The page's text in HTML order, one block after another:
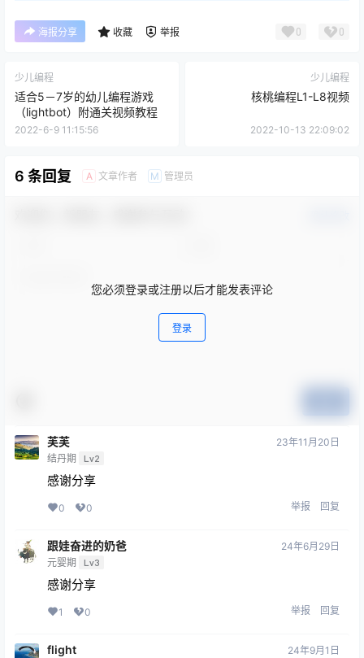
海报分享 收藏 举报 0 0
少儿编程
适合5－7岁的幼儿编程游戏
（lightbot）附通关视频教程
2022-6-9 11:15:56
少儿编程
核桃编程L1-L8视频
2022-10-13 22:09:02
6 条回复 A 文章作者 M 管理员
您必须登录或注册以后才能发表评论
登录
芙芙
结丹期 Lv2
23年11月20日
感谢分享
0 0 举报 回复
跟娃奋进的奶爸
元婴期 Lv3
24年6月29日
感谢分享
1 0 举报 回复
flight 24年9月1日